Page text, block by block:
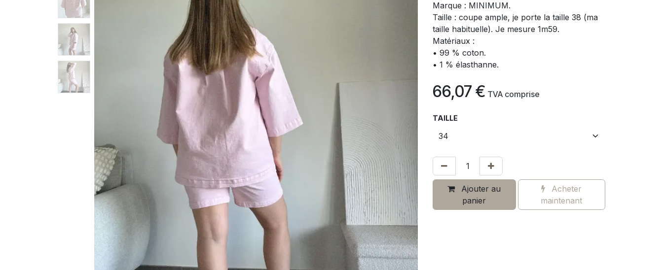
Marque : MINIMUM.
Taille : coupe ample, je porte la taille 38 (ma
taille habituelle). Je mesure 1m59.
Matériaux :
• 99 % coton.
• 1 % élasthanne.
66,07 € TVA comprise
TAILLE
Ajouter au
panier
Acheter
maintenant